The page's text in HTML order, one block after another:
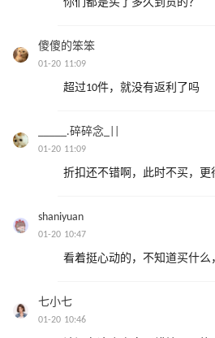
你们都是买了多久到货的？
傻傻的笨笨
01-20 11:09
超过10件，就没有返利了吗
_____.碎碎念_||
01-20 11:09
折扣还不错啊，此时不买，更
shaniyuan
01-20 10:47
看着挺心动的，不知道买什么
七小七
01-20 10:46